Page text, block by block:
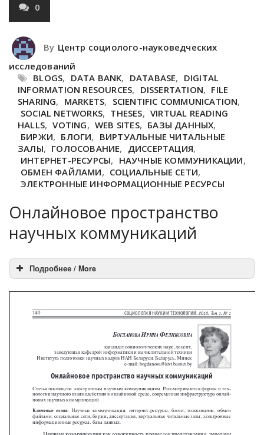
0
By Центр социолого-науковедческих
исследований
BLOGS, DATA BANK, DATABASE, DIGITAL
INFORMATION RESOURCES, DISSERTATION, FILE
SHARING, MARKETS, SCIENTIFIC COMMUNICATION,
SOCIAL NETWORKS, THESES, VIRTUAL READING
HALLS, VOTING, WEB SITES, БАЗЫ ДАННЫХ,
БИРЖИ, БЛОГИ, ВИРТУАЛЬНЫЕ ЧИТАЛЬНЫЕ
ЗАЛЫ, ГОЛОСОВАНИЕ, ДИССЕРТАЦИЯ,
ИНТЕРНЕТ-РЕСУРСЫ, НАУЧНЫЕ КОММУНИКАЦИИ,
ОБМЕН ФАЙЛАМИ, СОЦИАЛЬНЫЕ СЕТИ,
ЭЛЕКТРОННЫЕ ИНФОРМАЦИОННЫЕ РЕСУРСЫ
Онлайновое пространство
научных коммуникаций
Подробнее / More